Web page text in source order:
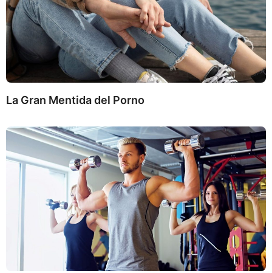
La Gran Mentida del Porno